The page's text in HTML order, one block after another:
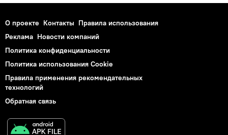
О проекте Контакты Правила использования
Реклама Новости компаний
Политика конфиденциальности
Политика использования Cookie
Правила применения рекомендательных
технологий
Обратная связь